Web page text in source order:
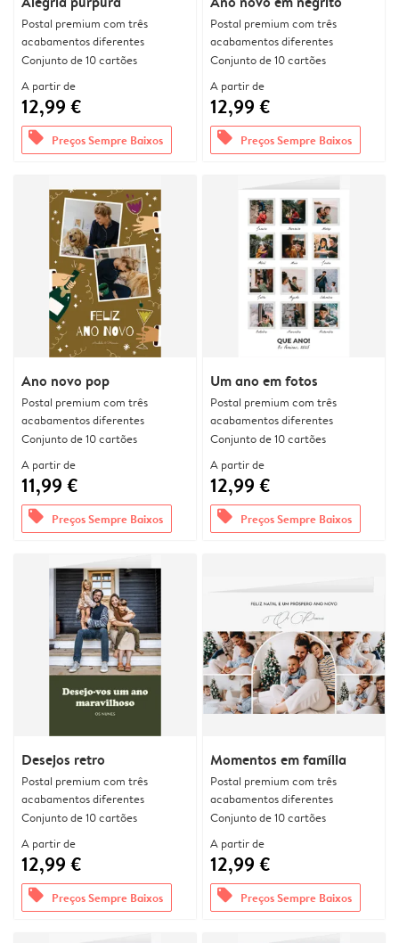
Postal premium com três
acabamentos diferentes
Conjunto de 10 cartões
A partir de
12,99 €
offers Preços Sempre Baixos
Postal premium com três
acabamentos diferentes
Conjunto de 10 cartões
A partir de
12,99 €
offers Preços Sempre Baixos
Ano novo pop
Postal premium com três
acabamentos diferentes
Conjunto de 10 cartões
A partir de
11,99 €
offers Preços Sempre Baixos
Um ano em fotos
Postal premium com três
acabamentos diferentes
Conjunto de 10 cartões
A partir de
12,99 €
offers Preços Sempre Baixos
Desejos retro
Postal premium com três
acabamentos diferentes
Conjunto de 10 cartões
A partir de
12,99 €
offers Preços Sempre Baixos
Momentos em família
Postal premium com três
acabamentos diferentes
Conjunto de 10 cartões
A partir de
12,99 €
offers Preços Sempre Baixos